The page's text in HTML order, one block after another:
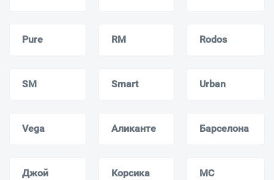
Pure RM Rodos
SM Smart Urban
Vega Аликанте Барселона
Джой Корсика МС